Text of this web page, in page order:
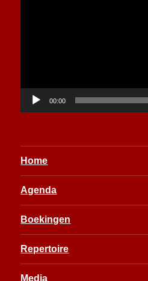
00:00
Home
Agenda
Boekingen
Repertoire
Media